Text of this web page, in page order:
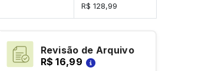
R$ 128,99
Revisão de Arquivo
R$ 16,99